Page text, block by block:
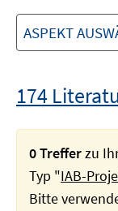
ASPEKT
174
0 Trefferzu
Typ "IAB-
Bitte